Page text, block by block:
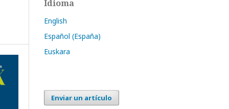
Idioma
English
Español (España)
Euskara
Enviar un artículo